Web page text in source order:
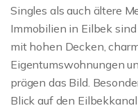
Singles als auch ältere
Immobilien in Eilbek
mit hohen Decken,
Eigentumswohnungen
prägen das Bild.
Blick auf den